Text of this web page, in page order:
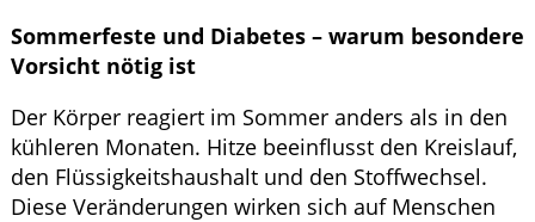
Sommerfeste und Diabetes – warum besondere
Vorsicht nötig ist
Der Körper reagiert im Sommer anders als in den
kühleren Monaten. Hitze beeinflusst den Kreislauf,
den Flüssigkeitshaushalt und den Stoffwechsel.
Diese Veränderungen wirken sich auf Menschen